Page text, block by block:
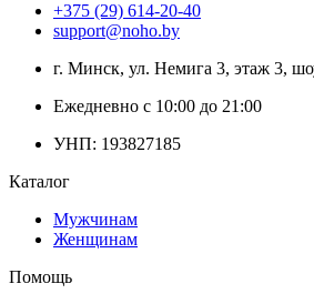
+375 (29) 614-20-40
support@noho.by
г. Минск, ул. Немига 3, этаж 3,
Ежедневно с 10:00 до 21:00
УНП: 193827185
Каталог
Мужчинам
Женщинам
Помощь